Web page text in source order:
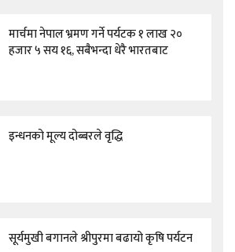
मार्चमा नेपाल भ्रमण गर्ने पर्यटक १ लाख २०
हजार ५ सय १६, सबैभन्दा धेरै भारतबाट
इन्धनको मूल्य दोब्बरले वृद्धि
सूर्यमुखी बगानले श्रीपुरमा बढायो कृषि पर्यटन